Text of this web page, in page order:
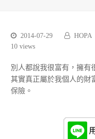
2014-07-29 HOPA
10 views
別人都說我很富有，擁有
其實真正屬於我個人的財
保險。